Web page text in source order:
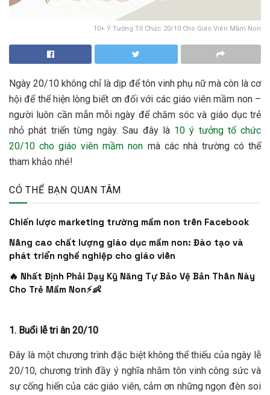
10+ Ý Tưởng Tổ Chức 20/10 Cho Giáo Viên Mầm Non
Ngày 20/10 không chỉ là dịp để tôn vinh phụ nữ mà còn là cơ
hội để thể hiện lòng biết ơn đối với các giáo viên mầm non –
người luôn cần mẫn mỗi ngày để chăm sóc và giáo dục trẻ
nhỏ phát triển từng ngày. Sau đây là 10 ý tưởng tổ chức
20/10 cho giáo viên mầm non mà các nhà trường có thể
tham khảo nhé!
CÓ THỂ BẠN QUAN TÂM
Chiến lược marketing trường mầm non trên Facebook
Nâng cao chất lượng giáo dục mầm non: Đào tạo và
phát triển nghề nghiệp cho giáo viên
🔥 Nhất Định Phải Dạy Kỹ Năng Tự Bảo Vệ Bản Thân Này
Cho Trẻ Mầm Non⚡👶
1. Buổi lễ tri ân 20/10
Đây là một chương trình đặc biệt không thể thiếu của ngày lễ
20/10, chương trình đầy ý nghĩa nhằm tôn vinh công sức và
sự cống hiến của các giáo viên, cảm ơn những ngọn đèn soi